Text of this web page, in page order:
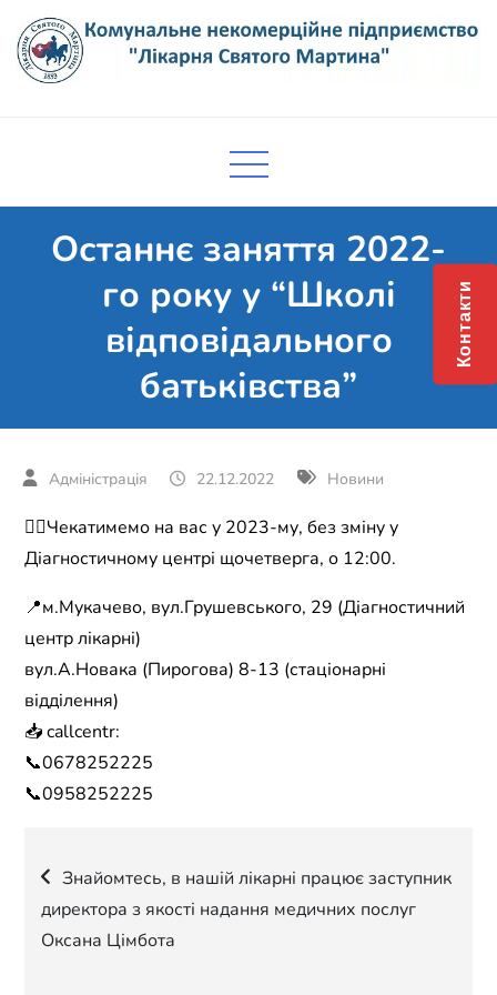
content
підприємство "Лікарня Святого
Останнє заняття 2022-
го року у “Школі
відповідального
батьківства”
22.12.2022 Новини
☝🏻Чекатимемо на вас у 2023-му, без зміну у
Діагностичному центрі щочетверга, о 12:00.
📍м.Мукачево, вул.Грушевського, 29 (Діагностичний
центр лікарні)
вул.А.Новака (Пирогова) 8-13 (стаціонарні
відділення)
📥 callcentr:
📞0678252225
📞0958252225
Навігація
записів
Знайомтесь, в нашій лікарні працює заступник
директора з якості надання медичних послуг
Оксана Цімбота
Контакти